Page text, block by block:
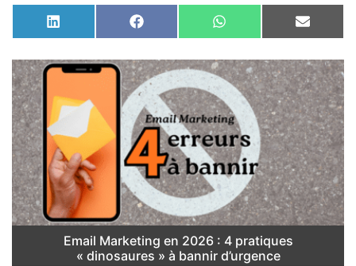
Share
on
Share
on
Share
on
Share
on
Email Marketing en 2026 : 4 pratiques
« dinosaures » à bannir d’urgence